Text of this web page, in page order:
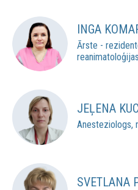
INGA
Ārste -
JEĻENA
Anesteziologs,
SVETLANA